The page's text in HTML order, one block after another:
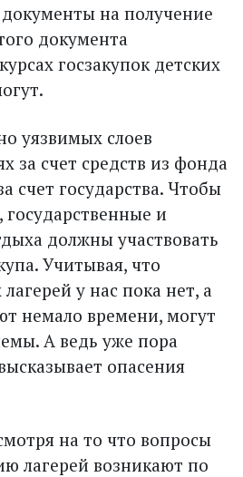
на получение
документа
госзакупок детских
уязвимых слоев
за счет средств из фонда
счет государства. Чтобы
государственные и
должны участвовать
Учитывая, что
у нас пока нет, а
немало времени, могут
А ведь уже пора
опасения
на то что вопросы
лагерей возникают по